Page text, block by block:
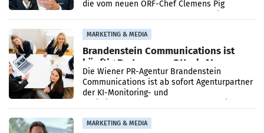
die vom neuen ORF-Chef Clemens Pig
MARKETING & MEDIA
Brandenstein Communications ist
künftig Partner von OtterlyAI
Die Wiener PR-Agentur Brandenstein
Communications ist ab sofort Agenturpartner
der KI-Monitoring- und
MARKETING & MEDIA